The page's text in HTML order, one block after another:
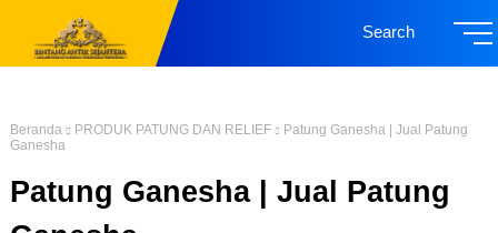
Search
Beranda PRODUK PATUNG DAN RELIEF
Patung Ganesha | Jual Patung
Ganesha
Patung Ganesha | Jual Patung